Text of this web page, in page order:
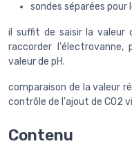
sondes séparées
il suffit de saisir la valeur
raccorder l'électrovanne,
valeur de pH.
comparaison de la valeur
contrôle de l'ajout de CO2
Contenu